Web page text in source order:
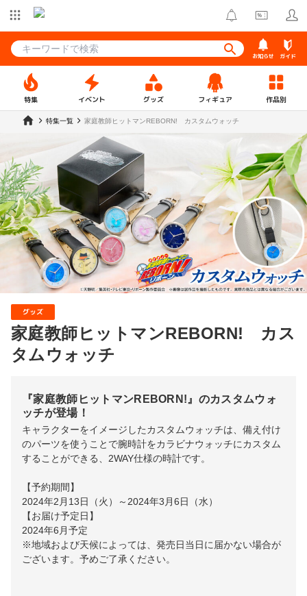
お知らせ ガイド
特集 イベント グッズ フィギュア 作品別
特集一覧 家庭教師ヒットマンREBORN! カスタムウォッチ
グッズ
家庭教師ヒットマンREBORN! カス
タムウォッチ
『家庭教師ヒットマンREBORN!』のカスタムウォ
ッチが登場！
キャラクターをイメージしたカスタムウォッチは、備え付け
のパーツを使うことで腕時計をカラビナウォッチにカスタム
することができる、2WAY仕様の時計です。
【予約期間】
2024年2月13日（火）～2024年3月6日（水）
【お届け予定日】
2024年6月予定
※地域および天候によっては、発売日当日に届かない場合が
ございます。予めご了承ください。